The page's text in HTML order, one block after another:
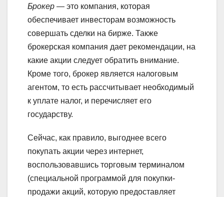
Брокер — это компания, которая
обеспечивает инвесторам возможность
совершать сделки на бирже. Также
брокерская компания дает рекомендации, на
какие акции следует обратить внимание.
Кроме того, брокер является налоговым
агентом, то есть рассчитывает необходимый
к уплате налог, и перечисляет его
государству.
Сейчас, как правило, выгоднее всего
покупать акции через интернет,
воспользовавшись торговым терминалом
(специальной программой для покупки-
продажи акций, которую предоставляет